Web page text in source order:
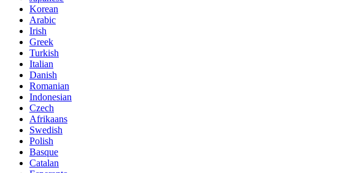
Korean
Arabic
Irish
Greek
Turkish
Italian
Danish
Romanian
Indonesian
Czech
Afrikaans
Swedish
Polish
Basque
Catalan